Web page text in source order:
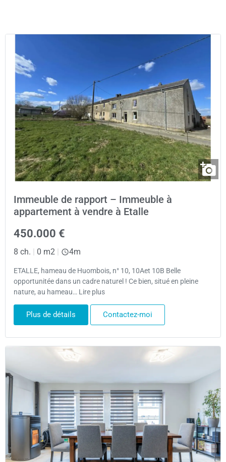
Immeuble de rapport – Immeuble à
appartement à vendre à Etalle
450.000 €
8 ch. 0 m2 4m
ETALLE, hameau de Huombois, n° 10, 10Aet 10B Belle
opportunitée dans un cadre naturel ! Ce bien, situé en pleine
nature, au hameau… Lire plus
Plus de détails Contactez-moi